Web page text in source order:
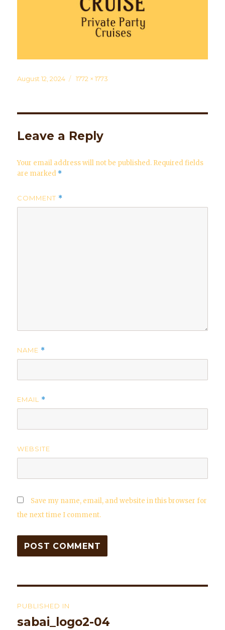
Posted
August 12, 2024
Full
1772 × 1773
Leave a Reply
Your email address will not be published. Required fields
are marked *
COMMENT *
NAME *
EMAIL *
WEBSITE
Save my name, email, and website in this browser for
the next time I comment.
navigation
PUBLISHED IN
sabai_logo2-04